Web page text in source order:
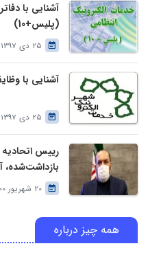
آشنایی با
(پلیس+10)
25 دی 1397
آشنایی با
25 دی 1397
رییس اتحادیه
بازداشت‌شده،
20 شهریور 1400
همه چیز درباره